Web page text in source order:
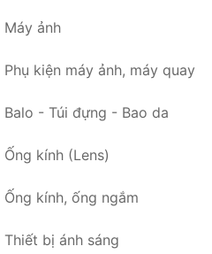
Máy ảnh
Phụ kiện máy ảnh, máy quay
Balo - Túi đựng - Bao da
Ống kính (Lens)
Ống kính, ống ngắm
Thiết bị ánh sáng